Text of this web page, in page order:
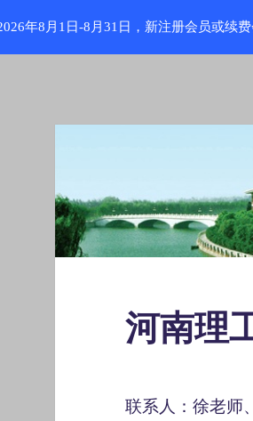
河南理
联系人：徐老师
年8月1日-8月31日，新注册会员或续